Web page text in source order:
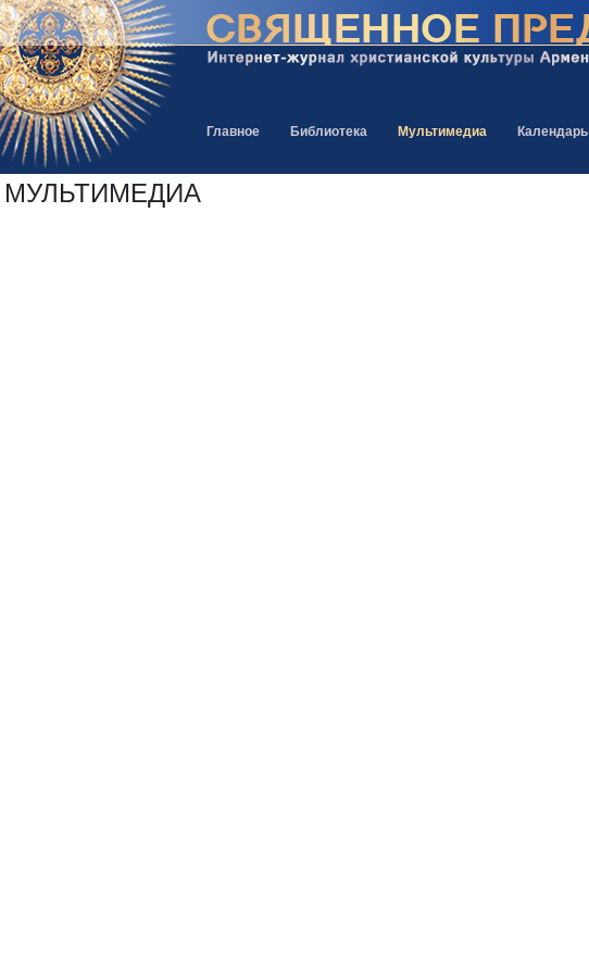
Главное Библиотека Мультимедиа Календарь
МУЛЬТИМЕДИА